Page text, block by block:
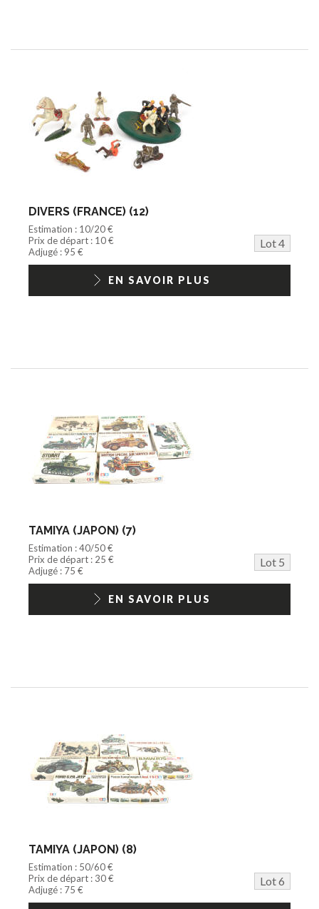
DIVERS (FRANCE) (12)
Estimation : 10/20 €
Prix de départ : 10 €
Lot 4
Adjugé : 95 €
EN SAVOIR PLUS
TAMIYA (JAPON) (7)
Estimation : 40/50 €
Prix de départ : 25 €
Lot 5
Adjugé : 75 €
EN SAVOIR PLUS
TAMIYA (JAPON) (8)
Estimation : 50/60 €
Prix de départ : 30 €
Lot 6
Adjugé : 75 €